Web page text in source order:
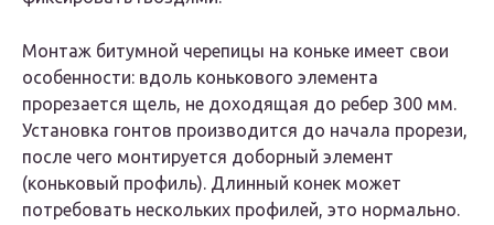
Монтаж битумной черепицы на коньке имеет свои
особенности: вдоль конькового элемента
прорезается щель, не доходящая до ребер 300 мм.
Установка гонтов производится до начала прорези,
после чего монтируется доборный элемент
(коньковый профиль). Длинный конек может
потребовать нескольких профилей, это нормально.